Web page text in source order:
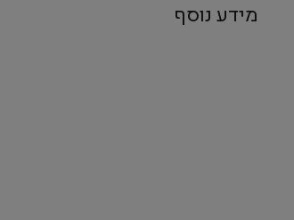
מידע נוסף